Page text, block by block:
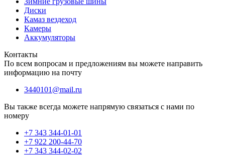
Диски
Камаз вездеход
Камеры
Аккумуляторы
Контакты
По всем вопросам и предложениям вы можете направить
информацию на почту
3440101@mail.ru
Вы также всегда можете напрямую связаться с нами по
номеру
+7 343 344-01-01
+7 922 200-44-70
+7 343 344-02-02